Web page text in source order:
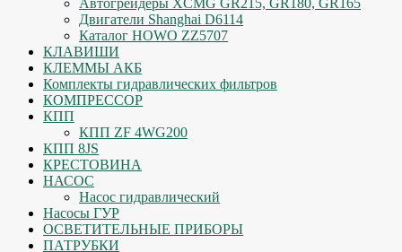
Автогрейдеры XCMG GR215, GR180, GR165
Двигатели Shanghai D6114
Каталог HOWO ZZ5707
КЛАВИШИ
КЛЕММЫ АКБ
Комплекты гидравлических фильтров
КОМПРЕССОР
КПП
КПП ZF 4WG200
КПП 8JS
КРЕСТОВИНА
НАСОС
Насос гидравлический
Насосы ГУР
ОСВЕТИТЕЛЬНЫЕ ПРИБОРЫ
ПАТРУБКИ